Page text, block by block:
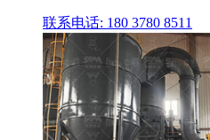
联系电话: 180 3780 8511